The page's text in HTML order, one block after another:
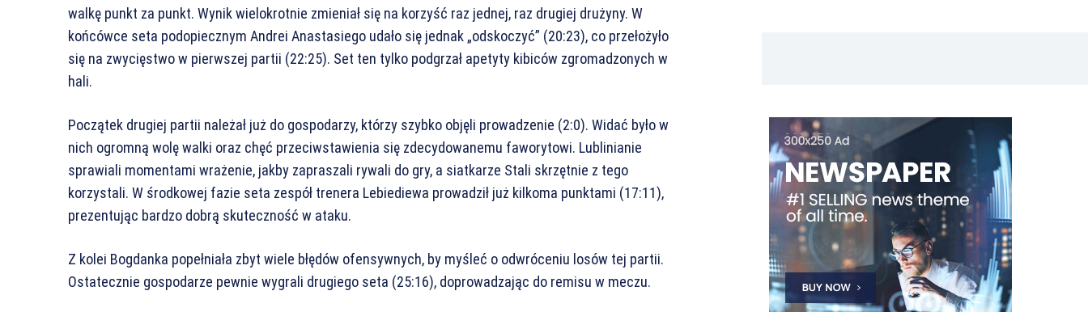
walkę punkt za punkt. Wynik wielokrotnie zmieniał się na korzyść raz jednej, raz drugiej drużyny. W
końcówce seta podopiecznym Andrei Anastasiego udało się jednak „odskoczyć” (20:23), co przełożyło
się na zwycięstwo w pierwszej partii (22:25). Set ten tylko podgrzał apetyty kibiców zgromadzonych w
hali.
Początek drugiej partii należał już do gospodarzy, którzy szybko objęli prowadzenie (2:0). Widać było w
nich ogromną wolę walki oraz chęć przeciwstawienia się zdecydowanemu faworytowi. Lublinianie
sprawiali momentami wrażenie, jakby zapraszali rywali do gry, a siatkarze Stali skrzętnie z tego
korzystali. W środkowej fazie seta zespół trenera Lebiediewa prowadził już kilkoma punktami (17:11),
prezentując bardzo dobrą skuteczność w ataku.
Z kolei Bogdanka popełniała zbyt wiele błędów ofensywnych, by myśleć o odwróceniu losów tej partii.
Ostatecznie gospodarze pewnie wygrali drugiego seta (25:16), doprowadzając do remisu w meczu.